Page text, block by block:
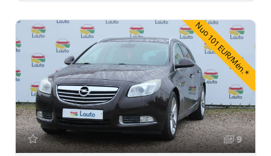
Nuo 101 EUR/Mėn.*
9